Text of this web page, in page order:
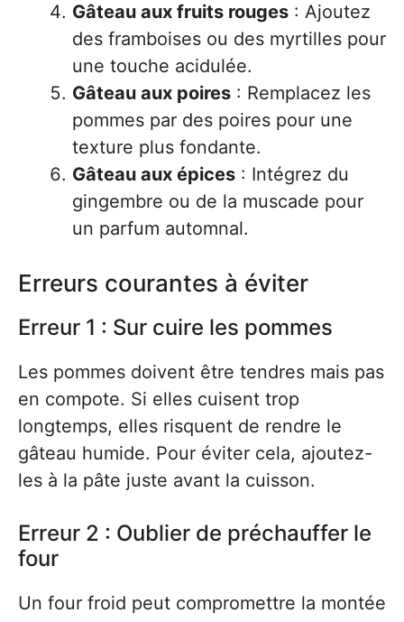
Gâteau aux fruits rouges : Ajoutez
des framboises ou des myrtilles pour
une touche acidulée.
Gâteau aux poires : Remplacez les
pommes par des poires pour une
texture plus fondante.
Gâteau aux épices : Intégrez du
gingembre ou de la muscade pour
un parfum automnal.
Erreurs courantes à éviter
Erreur 1 : Sur cuire les pommes
Les pommes doivent être tendres mais pas
en compote. Si elles cuisent trop
longtemps, elles risquent de rendre le
gâteau humide. Pour éviter cela, ajoutez-
les à la pâte juste avant la cuisson.
Erreur 2 : Oublier de préchauffer le
four
Un four froid peut compromettre la montée